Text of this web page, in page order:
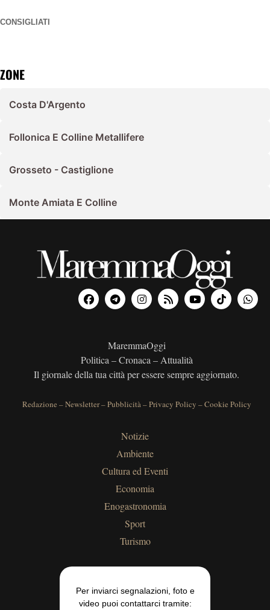
CONSIGLIATI
ZONE
Costa D'Argento
Follonica E Colline Metallifere
Grosseto - Castiglione
Monte Amiata E Colline
MaremmaOggi
Politica – Cronaca – Attualità
Il giornale della tua città per essere sempre aggiornato.
Redazione –Newsletter–Pubblicità–Privacy Policy –Cookie Policy
Notizie
Ambiente
Cultura ed Eventi
Economia
Enogastronomia
Sport
Turismo
Per inviarci segnalazioni, foto e
video puoi contattarci tramite: